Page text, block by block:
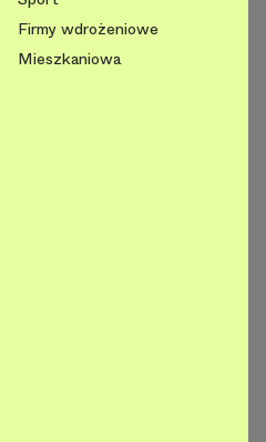
Firmy wdrożeniowe
Mieszkaniowa